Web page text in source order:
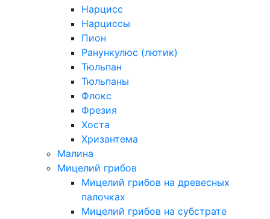
Нарцисс
Нарциссы
Пион
Ранункулюс (лютик)
Тюльпан
Тюльпаны
Флокс
Фрезия
Хоста
Хризантема
Малина
Мицелий грибов
Мицелий грибов на древесных
палочках
Мицелий грибов на субстрате